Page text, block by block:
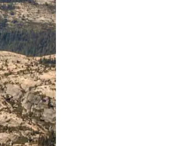
je za pomocą gestów dotykowych lub przesuwania.